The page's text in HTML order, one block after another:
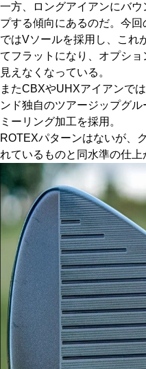
一方、ロングアイアンにバ
プする傾向にあるのだ。今
ではVソールを採用し、これ
てフラットになり、オプシ
見えなくなっている。
またCBXやUHXアイアンで
ンド独自のツアージップグ
ミーリング加工を採用。
ROTEXパターンはないが、
れているものと同水準の仕上